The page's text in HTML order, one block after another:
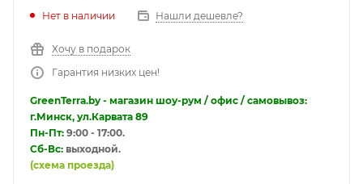
Нет в наличии Нашли дешевле?
Хочу в подарок
Гарантия низких цен!
GreenTerra.by - магазин шоу-рум / офис / самовывоз:
г.Минск, ул.Карвата 89
Пн-Пт: 9:00 - 17:00.
Сб-Вс: выходной.
(схема проезда)